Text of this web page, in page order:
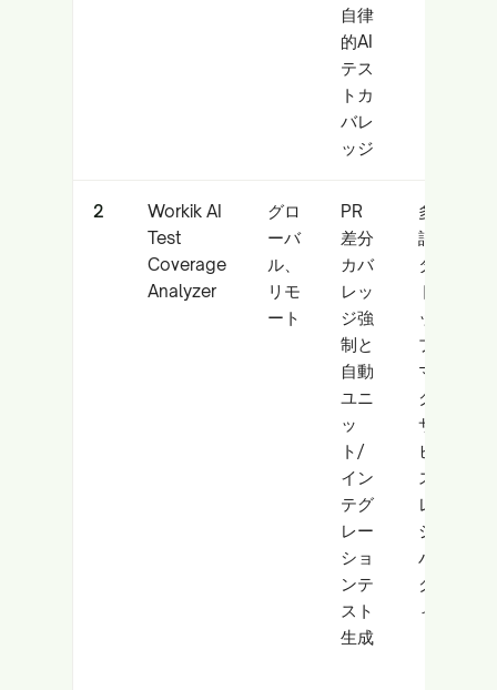
自律
的AI
テス
トカ
バレ
ッジ
2
Workik AI
Test
Coverage
Analyzer
グロ
ーバ
ル、
リモ
ート
PR
差分
カバ
レッ
ジ強
制と
自動
ユニ
ッ
ト/
イン
テグ
レー
ショ
ンテ
スト
生成
多言
語ス
ター
トア
ッ
プ、
マイ
クロ
サー
ビ
ス、
レガ
シー
バッ
クフ
ィル